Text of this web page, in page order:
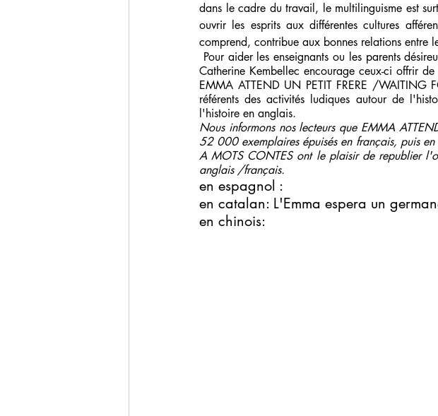
dans le cadre du travail, le multilinguisme est
ouvrir les esprits aux différentes cultures
comprend, contribue aux bonnes relations entre
Catherine Kembellec encourage ceux-ci offrir
EMMA ATTEND UN PETIT FRERE /WAITING
référents des activités ludiques autour de
l'histoire en anglais.
Nous informons nos lecteurs que EMMA
52 000 exemplaires épuisés en français, puis
A MOTS CONTES ont le plaisir de republier
anglais /français.
en espagnol :
en catalan: L'Emma espera un
en chinois: